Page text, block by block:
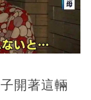
開著這輛